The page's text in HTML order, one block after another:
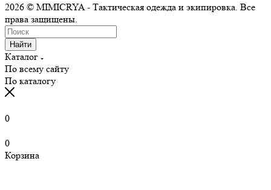
2026 © MIMICRYA - Тактическая одежда и экипировка. Все
права защищены.
Найти
Каталог
По всему сайту
По каталогу
0
0
Корзина